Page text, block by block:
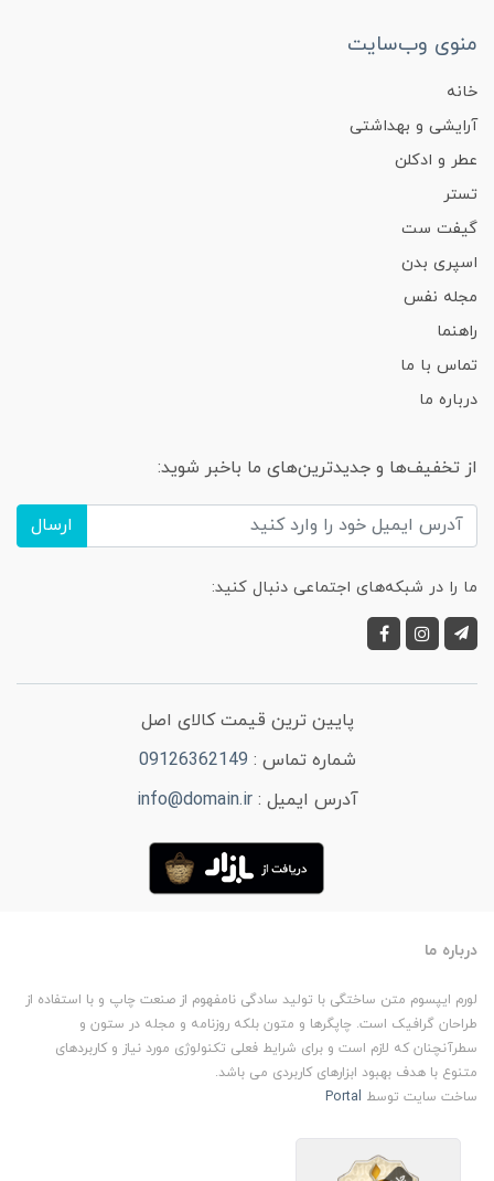
منوی وب‌سایت
خانه
آرایشی و بهداشتی
عطر و ادکلن
تستر
گیفت ست
اسپری بدن
مجله نفس
راهنما
تماس با ما
درباره ما
از تخفیف‌ها و جدیدترین‌های ما باخبر شوید:
ارسال
ما را در شبکه‌های اجتماعی دنبال کنید:
پایین ترین قیمت کالای اصل
شماره تماس : 09126362149
آدرس ایمیل :info@domain.ir
درباره ما
لورم ایپسوم متن ساختگی با تولید سادگی نامفهوم از صنعت چاپ و با استفاده از
طراحان گرافیک است. چاپگرها و متون بلکه روزنامه و مجله در ستون و
سطرآنچنان که لازم است و برای شرایط فعلی تکنولوژی مورد نیاز و کاربردهای
متنوع با هدف بهبود ابزارهای کاربردی می باشد.
ساخت سایت توسط Portal